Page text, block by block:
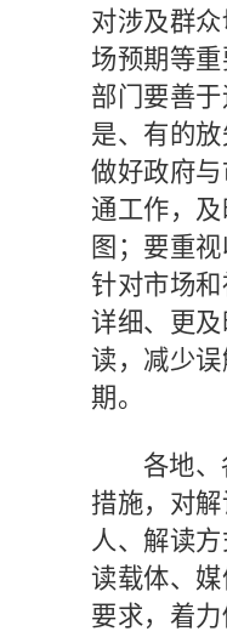
对涉及群
场预期等
部门要善
是、有的放
做好政府
通工作，
图；要重视
针对市场
详细、更
读，减少
期。
各地
措施，对
人、解读
读载体、
要求，着力